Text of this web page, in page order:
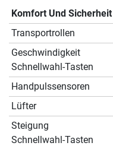
Komfort Und Sicherheit
Transportrollen
Geschwindigkeit
Schnellwahl-Tasten
Handpulssensoren
Lüfter
Steigung
Schnellwahl-Tasten